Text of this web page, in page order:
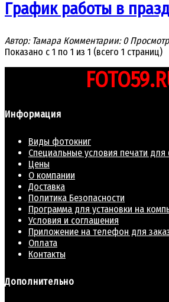
График работы в
Автор: Тамара Комментарии: 0
Показано с 1 по 1 из 1 (всего 1 страниц)
Информация
Виды фотокниг
Специальные условия печати
Цены
О компании
Доставка
Политика Безопасности
Программа для установки на
Условия и соглашения
Приложение на телефон для
Оплата
Контакты
Дополнительно